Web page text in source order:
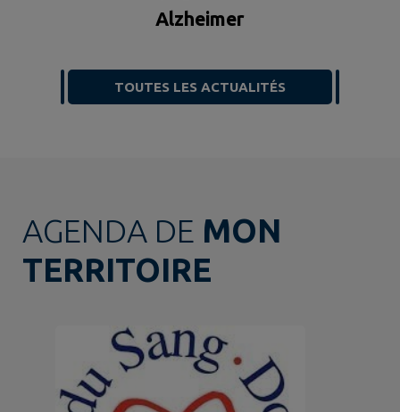
Alzheimer
TOUTES LES ACTUALITÉS
AGENDA DE MON
TERRITOIRE